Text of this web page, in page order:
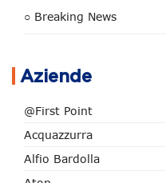
○ Breaking News
Aziende
@First Point
Acquazzurra
Alfio Bardolla